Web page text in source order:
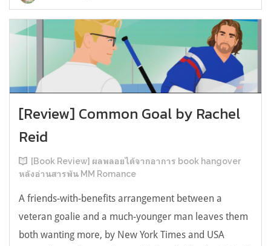
[Review] Common Goal by Rachel
Reid
[Book Review] ผลพลอยได้จากอาการ book hangover
หลังอ่านสารพัน MM Romance
A friends-with-benefits arrangement between a
veteran goalie and a much-younger man leaves them
both wanting more, by New York Times and USA